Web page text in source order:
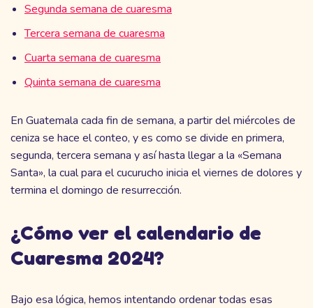
Segunda semana de cuaresma
Tercera semana de cuaresma
Cuarta semana de cuaresma
Quinta semana de cuaresma
En Guatemala cada fin de semana, a partir del miércoles de
ceniza se hace el conteo, y es como se divide en primera,
segunda, tercera semana y así hasta llegar a la «Semana
Santa», la cual para el cucurucho inicia el viernes de dolores y
termina el domingo de resurrección.
¿Cómo ver el calendario de
Cuaresma 2024?
Bajo esa lógica, hemos intentando ordenar todas esas